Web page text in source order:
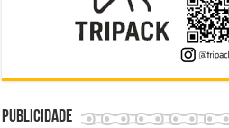
Publicidade